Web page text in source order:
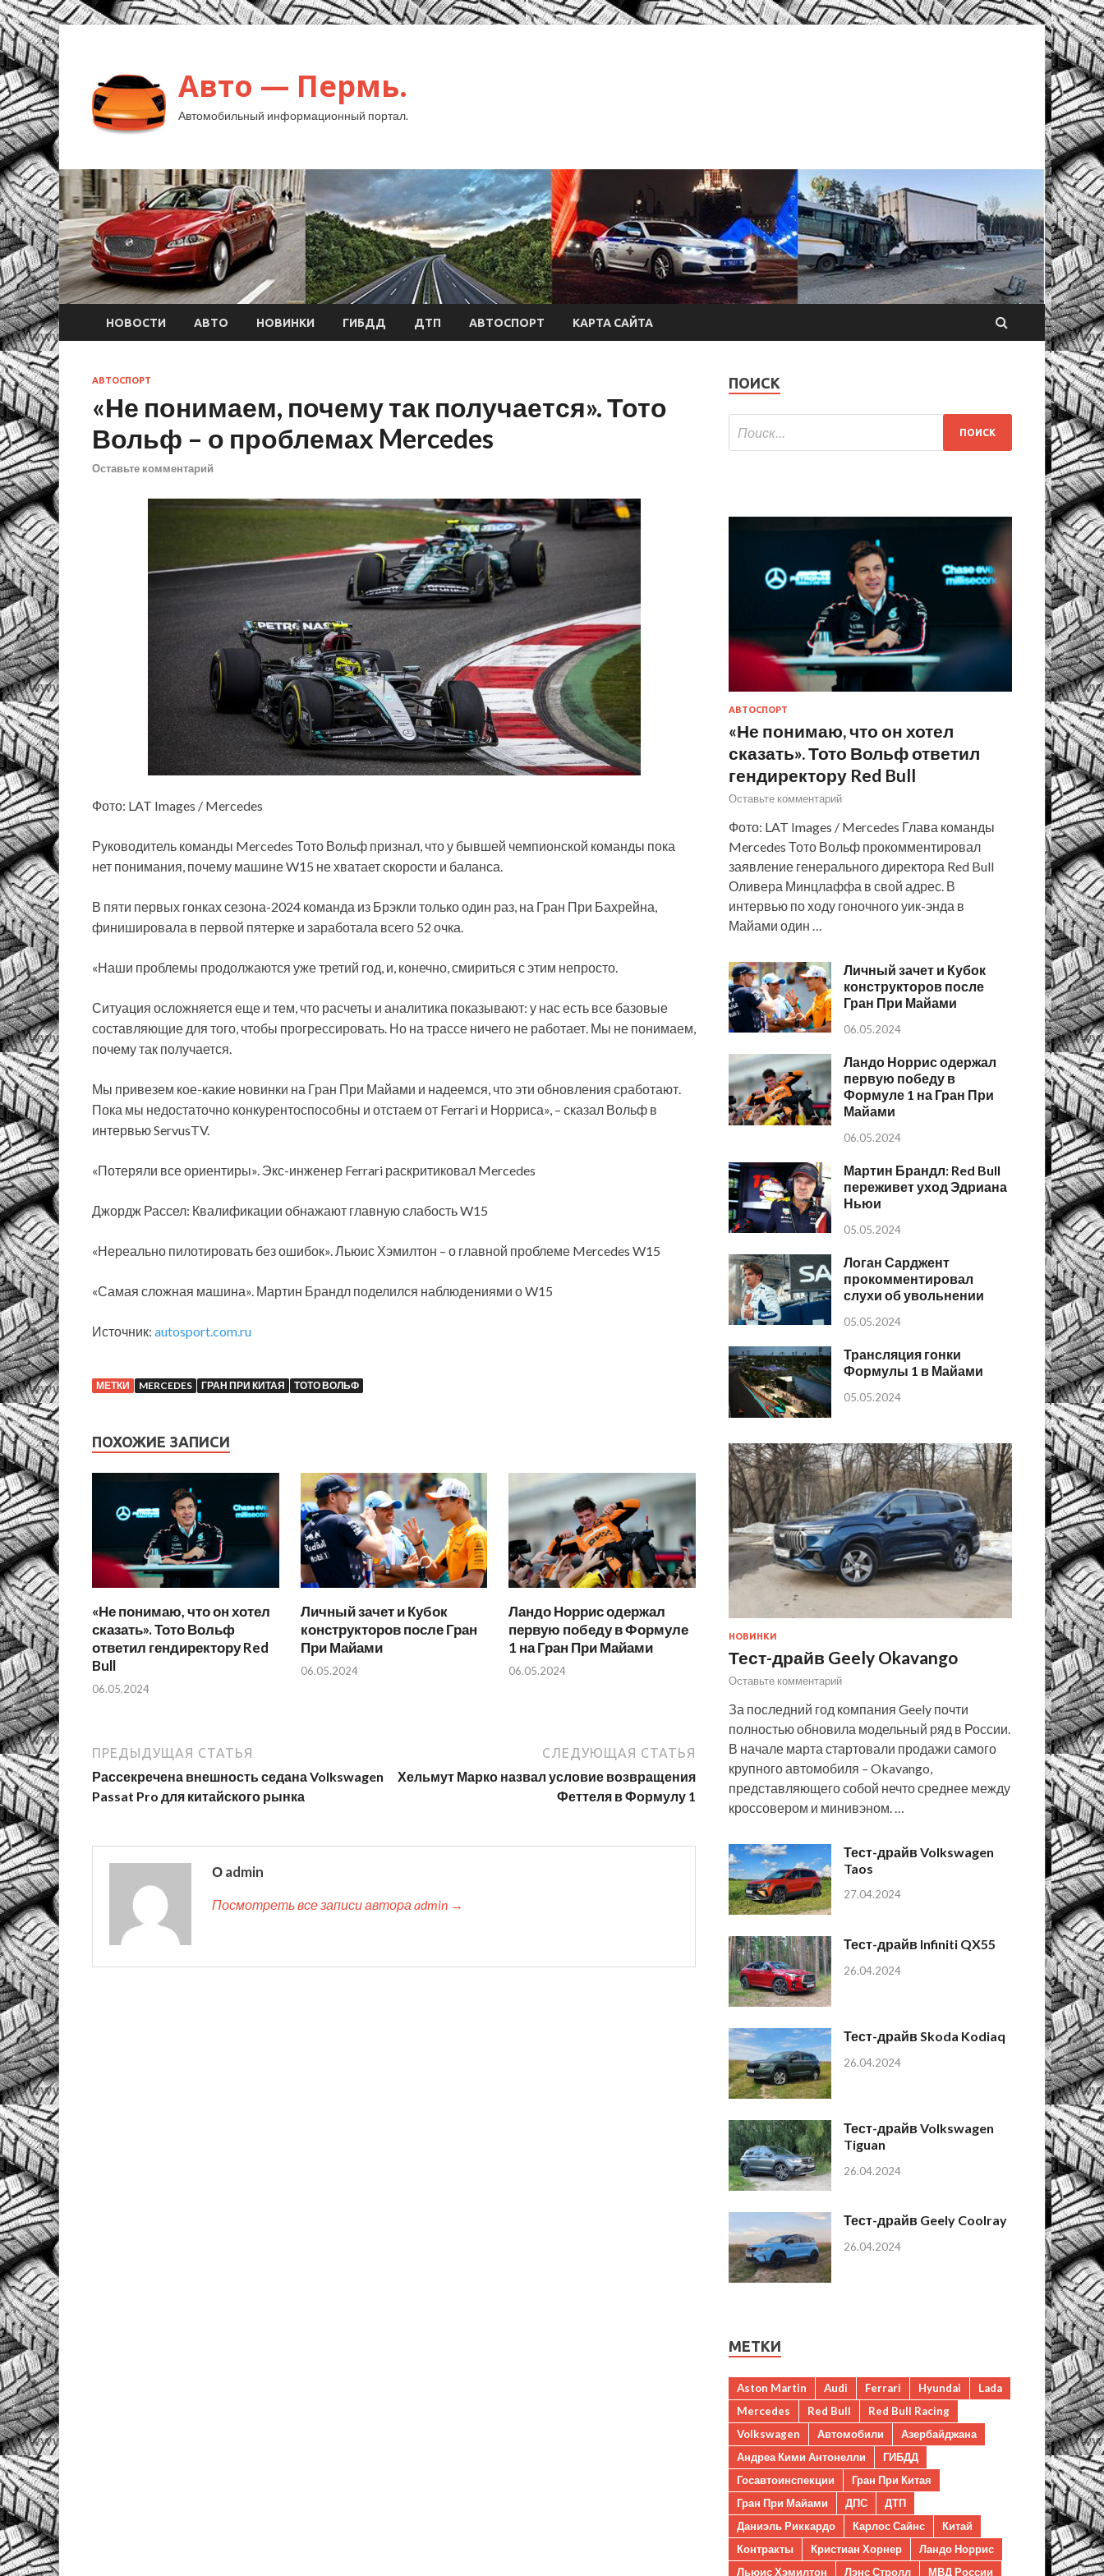
Авто — Пермь.
Автомобильный информационный портал.
НОВОСТИ АВТО НОВИНКИ ГИБДД ДТП АВТОСПОРТ КАРТА САЙТА
АВТОСПОРТ
«Не понимаем, почему так получается». Тото
Вольф – о проблемах Mercedes
Оставьте комментарий
Фото: LAT Images / Mercedes
Руководитель команды Mercedes Тото Вольф признал, что у бывшей чемпионской команды пока
нет понимания, почему машине W15 не хватает скорости и баланса.
В пяти первых гонках сезона-2024 команда из Брэкли только один раз, на Гран При Бахрейна,
финишировала в первой пятерке и заработала всего 52 очка.
«Наши проблемы продолжаются уже третий год, и, конечно, смириться с этим непросто.
Ситуация осложняется еще и тем, что расчеты и аналитика показывают: у нас есть все базовые
составляющие для того, чтобы прогрессировать. Но на трассе ничего не работает. Мы не понимаем,
почему так получается.
Мы привезем кое-какие новинки на Гран При Майами и надеемся, что эти обновления сработают.
Пока мы недостаточно конкурентоспособны и отстаем от Ferrari и Норриса», – сказал Вольф в
интервью ServusTV.
«Потеряли все ориентиры». Экс-инженер Ferrari раскритиковал Mercedes
Джордж Рассел: Квалификации обнажают главную слабость W15
«Нереально пилотировать без ошибок». Льюис Хэмилтон – о главной проблеме Mercedes W15
«Самая сложная машина». Мартин Брандл поделился наблюдениями о W15
Источник: autosport.com.ru
МЕТКИ MERCEDES ГРАН ПРИ КИТАЯ ТОТО ВОЛЬФ
ПОХОЖИЕ ЗАПИСИ
«Не понимаю, что он хотел
сказать». Тото Вольф
ответил гендиректору Red
Bull
06.05.2024
Личный зачет и Кубок
конструкторов после Гран
При Майами
06.05.2024
Ландо Норрис одержал
первую победу в Формуле
1 на Гран При Майами
06.05.2024
ПРЕДЫДУЩАЯ СТАТЬЯ
Рассекречена внешность седана Volkswagen
Passat Pro для китайского рынка
СЛЕДУЮЩАЯ СТАТЬЯ
Хельмут Марко назвал условие возвращения
Феттеля в Формулу 1
О admin
Посмотреть все записи автора admin →
ПОИСК
АВТОСПОРТ
«Не понимаю, что он хотел
сказать». Тото Вольф ответил
гендиректору Red Bull
Оставьте комментарий
Фото: LAT Images / Mercedes Глава команды
Mercedes Тото Вольф прокомментировал
заявление генерального директора Red Bull
Оливера Минцлаффа в свой адрес. В
интервью по ходу гоночного уик-энда в
Майами один …
Личный зачет и Кубок
конструкторов после
Гран При Майами
06.05.2024
Ландо Норрис одержал
первую победу в
Формуле 1 на Гран При
Майами
06.05.2024
Мартин Брандл: Red Bull
переживет уход Эдриана
Ньюи
05.05.2024
Логан Сарджент
прокомментировал
слухи об увольнении
05.05.2024
Трансляция гонки
Формулы 1 в Майами
05.05.2024
НОВИНКИ
Тест-драйв Geely Okavango
Оставьте комментарий
За последний год компания Geely почти
полностью обновила модельный ряд в России.
В начале марта стартовали продажи самого
крупного автомобиля – Okavango,
представляющего собой нечто среднее между
кроссовером и минивэном. …
Тест-драйв Volkswagen
Taos
27.04.2024
Тест-драйв Infiniti QX55
26.04.2024
Тест-драйв Skoda Kodiaq
26.04.2024
Тест-драйв Volkswagen
Tiguan
26.04.2024
Тест-драйв Geely Coolray
26.04.2024
МЕТКИ
Aston Martin Audi Ferrari Hyundai
Lada
Mercedes
Red Bull
Red Bull Racing
Volkswagen
Автомобили
Азербайджана
Андреа Кими Антонелли
ГИБДД
Госавтоинспекции
Гран При Китая
Гран При Майами
ДПС
ДТП
Даниэль Риккардо
Карлос Сайнс
Китай
Контракты
Кристиан Хорнер
Ландо Норрис
Льюис Хэмилтон
Лэнс Стролл
МВД России